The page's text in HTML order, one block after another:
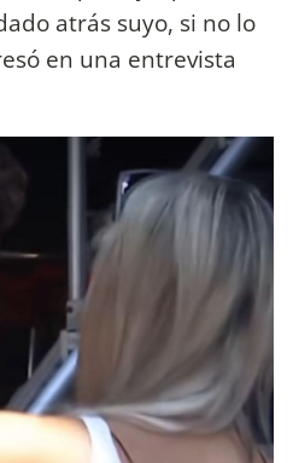
atrás suyo, si no lo
en una entrevista